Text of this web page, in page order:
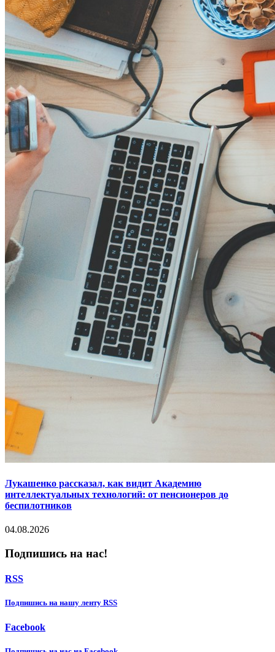
Лукашенко рассказал, как видит Академию
интеллектуальных технологий: от пенсионеров до
беспилотников
04.08.2026
Подпишись на нас!
RSS
Подпишиcь на нашу ленту RSS
Facebook